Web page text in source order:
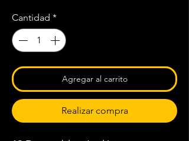
Cantidad *
Agregar al carrito
Realizar compra